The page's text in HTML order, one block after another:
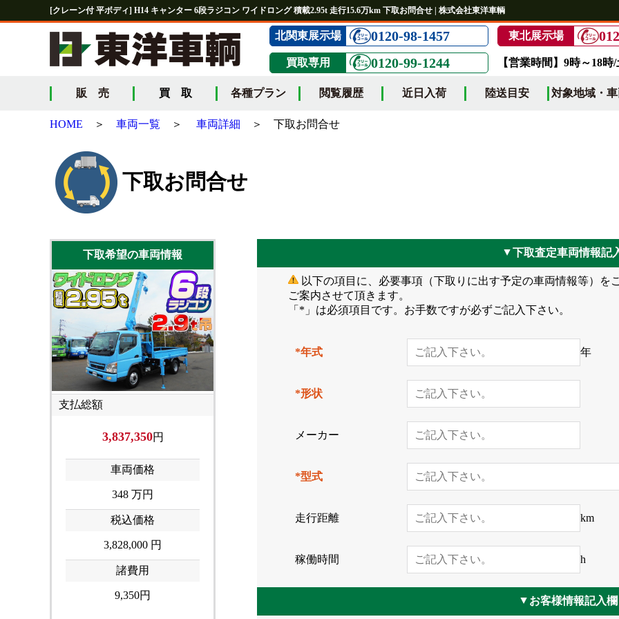
[クレーン付 平ボディ] H14 キャンター 6段ラジコン ワイドロング 積載2.95t 走行15.6万km 下取お問合せ | 株式会社東洋車輌
北関東展示場 0120-98-1457 東北展示場
買取専用 0120-99-1244 【営業時間】9時～18
販 売 買 取 各種プラン 閲覧履歴 近日入荷 陸送目安 対象地域・
HOME ＞ 車両一覧 ＞ 車両詳細 ＞ 下取お問合せ
下取お問合せ
下取希望の車両情報
支払総額
3,837,350円
車両価格
348 万円
税込価格
3,828,000 円
諸費用
9,350円
▲下取査定車両情報記
以下の項目に、必要事項（下取りに出す予定の車両情報等）
ご案内させて頂きます。
「*」は必須項目です。お手数ですが必ずご記入下さい。
*年式 年
*形状
メーカー
*型式
走行距離 km
稼働時間 h
▲ お客様情報記入欄